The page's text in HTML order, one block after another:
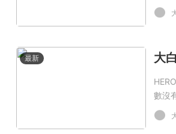
最新
數沒